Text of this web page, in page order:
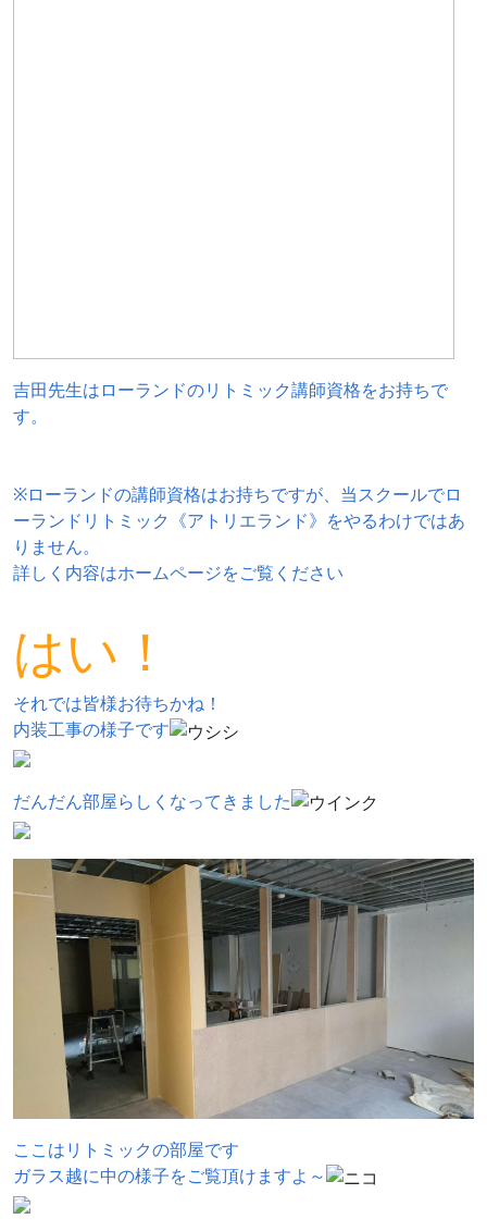
吉田先生はローランドのリトミック講師資格をお持ちで
す。
※ローランドの講師資格はお持ちですが、当スクールでロ
ーランドリトミック《アトリエランド》をやるわけではあ
りません。
詳しく内容はホームページをご覧ください
はい！
それでは皆様お待ちかね！
内装工事の様子です
だんだん部屋らしくなってきました
ここはリトミックの部屋です
ガラス越に中の様子をご覧頂けますよ～